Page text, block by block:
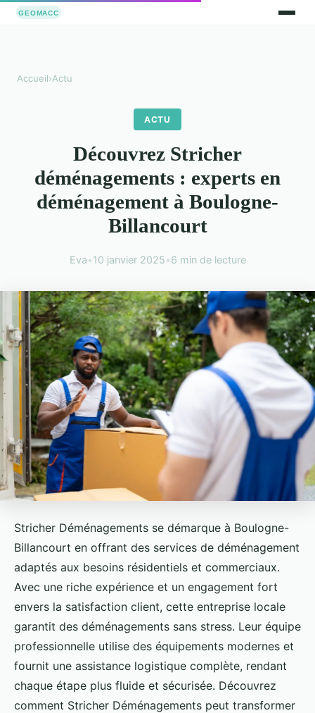
Accueil›Actu
ACTU
Découvrez Stricher
déménagements : experts en
déménagement à Boulogne-
Billancourt
Eva•10 janvier 2025•6 min de lecture
Stricher Déménagements se démarque à Boulogne-
Billancourt en offrant des services de déménagement
adaptés aux besoins résidentiels et commerciaux.
Avec une riche expérience et un engagement fort
envers la satisfaction client, cette entreprise locale
garantit des déménagements sans stress. Leur équipe
professionnelle utilise des équipements modernes et
fournit une assistance logistique complète, rendant
chaque étape plus fluide et sécurisée. Découvrez
comment Stricher Déménagements peut transformer